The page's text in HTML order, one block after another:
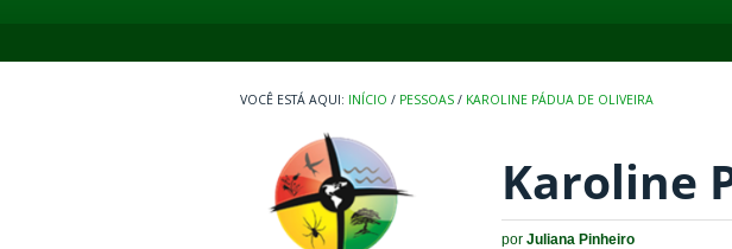
INÍCIO / PESSOAS / KAROLINE PÁDUA DE OLIVEIRA
Karoline
por Juliana Pinheiro